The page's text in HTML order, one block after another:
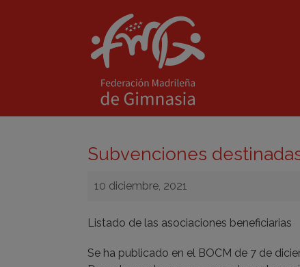
Subvenciones
10 diciembre, 2021
Listado de las asociaciones beneficiarias
Se ha publicado en el BOCM de 7 de